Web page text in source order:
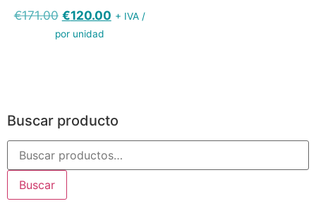
Buscar producto
Buscar
€171.00 €120.00 + IVA /
por unidad